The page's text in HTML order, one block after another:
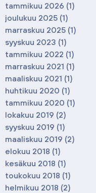
tammikuu 2026 (1)
joulukuu 2025 (1)
marraskuu 2025 (1)
syyskuu 2023 (1)
tammikuu 2022 (1)
marraskuu 2021 (1)
maaliskuu 2021 (1)
huhtikuu 2020 (1)
tammikuu 2020 (1)
lokakuu 2019 (2)
syyskuu 2019 (1)
maaliskuu 2019 (2)
elokuu 2018 (1)
kesäkuu 2018 (1)
toukokuu 2018 (1)
helmikuu 2018 (2)